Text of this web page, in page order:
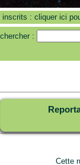
inscrits : cliquer ici
:
Cette